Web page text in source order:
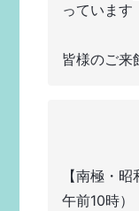
っています
皆様のご来
【南極・
午前10時）